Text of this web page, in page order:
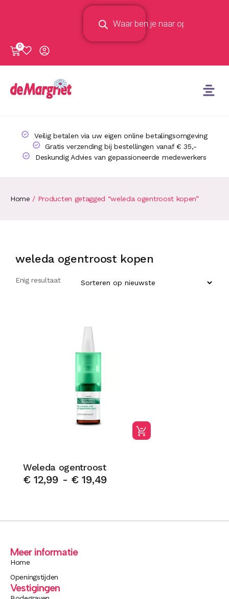
0
Veilig betalen via uw eigen online betalingsomgeving
Gratis verzending bij bestellingen vanaf € 35,-
Deskundig Advies van gepassioneerde medewerkers
Home / Producten getagged “weleda ogentroost kopen”
weleda ogentroost kopen
Enig resultaat
Weleda ogentroost
€12,99 - €19,49
Meer informatie
Home
Openingstijden
Vestigingen